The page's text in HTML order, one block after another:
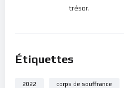
vie s’en trouvera
design=”twitter”]
trésor.
Étiquettes
2022 corps de souffrance